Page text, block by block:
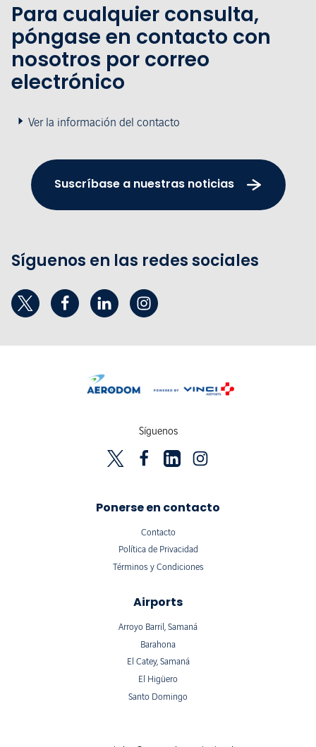
Para cualquier consulta,
póngase en contacto con
nosotros por correo
electrónico
Ver la información del contacto
Suscríbase a nuestras noticias
Síguenos en las redes sociales
Síguenos
Ponerse en contacto
Contacto
Política de Privacidad
Términos y Condiciones
Airports
Arroyo Barril, Samaná
Barahona
El Catey, Samaná
El Higüero
Santo Domingo